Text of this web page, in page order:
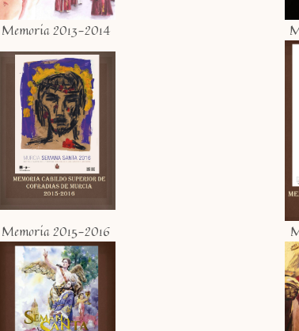
Memoria 2013-2014
Memoria 2015-2016